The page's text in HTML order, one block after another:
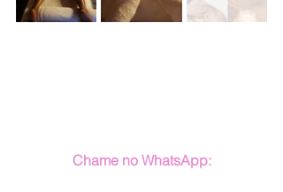
Chame no WhatsApp: